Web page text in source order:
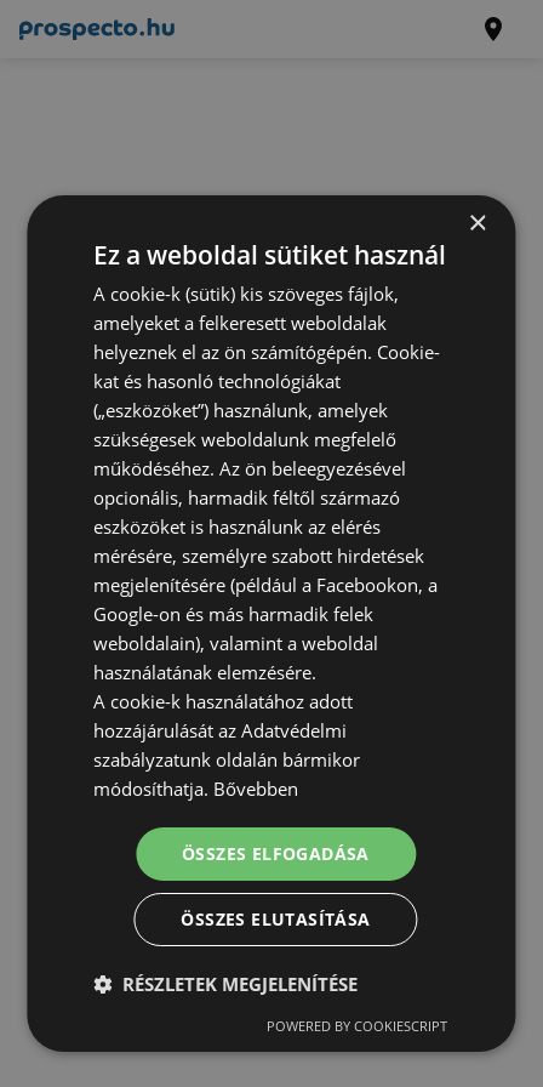
×
Ez a weboldal sütiket használ
A cookie-k (sütik) kis szöveges fájlok,
amelyeket a felkeresett weboldalak
helyeznek el az ön számítógépén. Cookie-
kat és hasonló technológiákat
(„eszközöket”) használunk, amelyek
szükségesek weboldalunk megfelelő
működéséhez. Az ön beleegyezésével
opcionális, harmadik féltől származó
eszközöket is használunk az elérés
mérésére, személyre szabott hirdetések
megjelenítésére (például a Facebookon, a
Google-on és más harmadik felek
weboldalain), valamint a weboldal
használatának elemzésére.
A cookie-k használatához adott
hozzájárulását az Adatvédelmi
szabályzatunk oldalán bármikor
módosíthatja. Bővebben
ÖSSZES ELFOGADÁSA
ÖSSZES ELUTASÍTÁSA
RÉSZLETEK MEGJELENÍTÉSE
POWERED BY COOKIESCRIPT